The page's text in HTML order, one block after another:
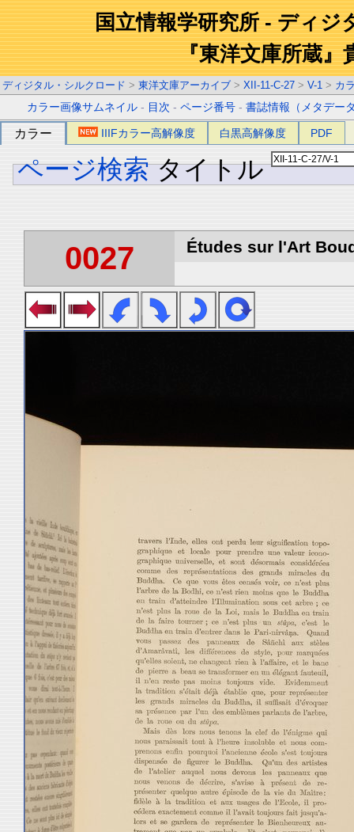
国立情報学研究所 - ディジ
『東洋文庫所蔵』
ディジタル・シルクロード > 東洋文庫アーカイブ > XII-11-C-27 > V-1 > カ
カラー画像サムネイル - 目次 -ページ番号 -書誌情報（メタデー
カラー IIIFカラー高解像度 白黒高解像度 PDF
ページ検索 タイトル
0027 Études sur l'Art